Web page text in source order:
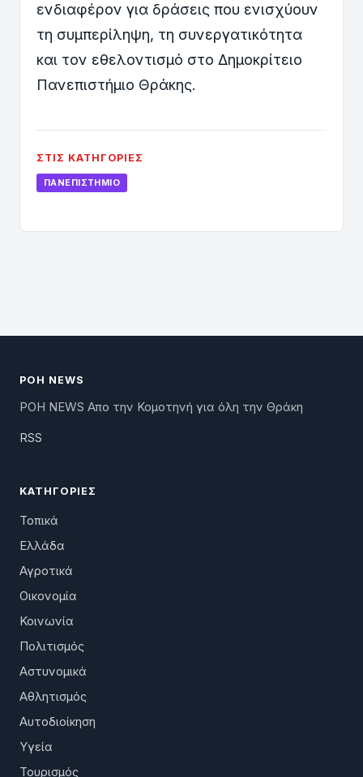
ενδιαφέρον για δράσεις που ενισχύουν
τη συμπερίληψη, τη συνεργατικότητα
και τον εθελοντισμό στο Δημοκρίτειο
Πανεπιστήμιο Θράκης.
ΣΤΙΣ ΚΑΤΗΓΟΡΊΕΣ
ΠΑΝΕΠΙΣΤΉΜΙΟ
ΡΟΗ NEWS
ΡΟΗ NEWS Απο την Κομοτηνή για όλη την Θράκη
RSS
ΚΑΤΗΓΟΡΊΕΣ
Τοπικά
Ελλάδα
Αγροτικά
Οικονομία
Κοινωνία
Πολιτισμός
Αστυνομικά
Αθλητισμός
Αυτοδιοίκηση
Υγεία
Τουρισμός